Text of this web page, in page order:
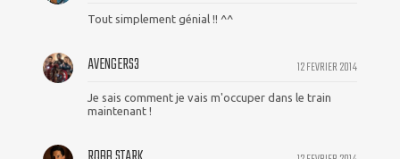
Tout simplement génial !! ^^
12 FEVRIER 2014
AVENGERS3
Je sais comment je vais m'occuper dans le train
maintenant !